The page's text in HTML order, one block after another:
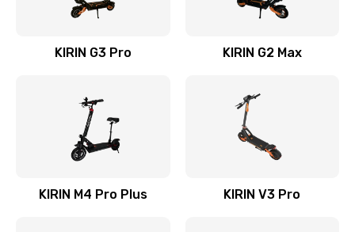
KIRIN G3 Pro KIRIN G2 Max
KIRIN M4 Pro Plus KIRIN V3 Pro